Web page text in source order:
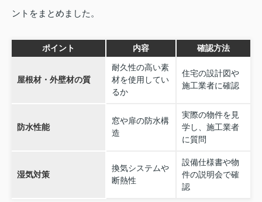
ントをまとめました。
ポイント 内容 確認方法
屋根材・外壁材の質
耐久性の高い素
材を使用してい
るか
住宅の設計図や
施工業者に確認
防水性能
窓や扉の防水構
造
実際の物件を見
学し、施工業者
に質問
湿気対策
換気システムや
断熱性
設備仕様書や物
件の説明会で確
認